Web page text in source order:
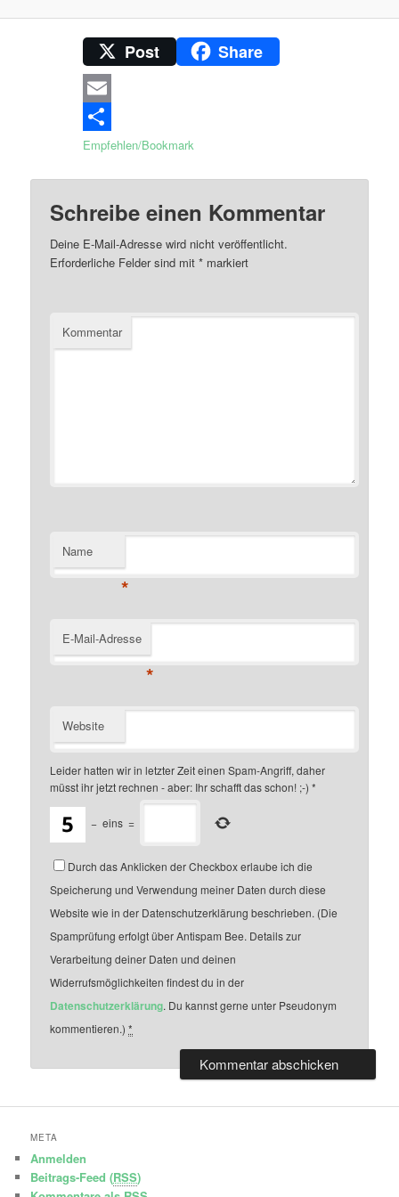
Post Share
Email
Empfehlen/Bookmark
Schreibe einen Kommentar
Deine E-Mail-Adresse wird nicht veröffentlicht.
Erforderliche Felder sind mit* markiert
Kommentar
Name
*
E-Mail-Adresse
*
Website
Leider hatten wir in letzter Zeit einen Spam-Angriff, daher
müsst ihr jetzt rechnen - aber: Ihr schafft das schon! ;-) *
− eins =
Durch das Anklicken der Checkbox erlaube ich die
Speicherung und Verwendung meiner Daten durch diese
Website wie in der Datenschutzerklärung beschrieben. (Die
Spamprüfung erfolgt über Antispam Bee. Details zur
Verarbeitung deiner Daten und deinen
Widerrufsmöglichkeiten findest du in der
Datenschutzerklärung. Du kannst gerne unter Pseudonym
kommentieren.)*
META
Anmelden
Beitrags-Feed (RSS)